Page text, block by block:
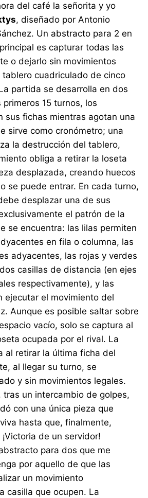
del café la señorita y yo
, diseñado por Antonio
Un abstracto para 2 en
es capturar todas las
o dejarlo sin movimientos
cuadriculado de cinco
partida se desarrolla en dos
15 turnos, los
sus fichas mientras agotan una
sirve como cronómetro; una
la destrucción del tablero,
obliga a retirar la loseta
desplazada, creando huecos
se puede entrar. En cada turno,
desplazar una de sus
el patrón de la
se encuentra: las lilas permiten
en fila o columna, las
adyacentes, las rojas y verdes
casillas de distancia (en ejes
respectivamente), y las
ejecutar el movimiento del
Aunque es posible saltar sobre
vacío, solo se captura al
ocupada por el rival. La
al retirar la última ficha del
al llegar su turno, se
y sin movimientos legales.
tras un intercambio de golpes,
con una única pieza que
hasta que, finalmente,
de un servidor!
para dos que me
por aquello de que las
un movimiento
casilla que ocupen. La